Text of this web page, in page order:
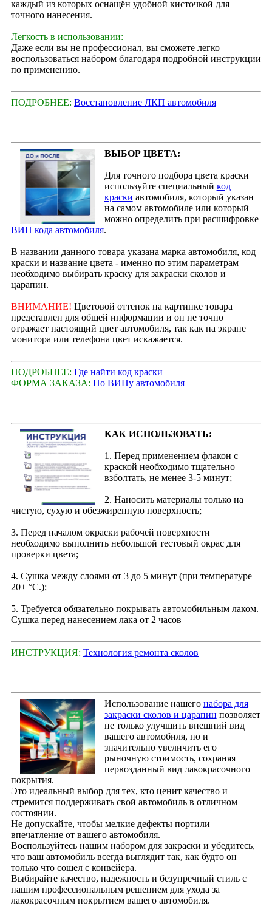
каждый из которых оснащён удобной кисточкой для
точного нанесения.
Легкость в использовании:
Даже если вы не профессионал, вы сможете легко
воспользоваться набором благодаря подробной инструкции
по применению.
ПОДРОБНЕЕ: Восстановление ЛКП автомобиля
ВЫБОР ЦВЕТА:
Для точного подбора цвета краски
используйте специальный код
краски автомобиля, который указан
на самом автомобиле или который
можно определить при расшифровке
ВИН кода автомобиля.
В названии данного товара указана марка автомобиля, код
краски и название цвета - именно по этим параметрам
необходимо выбирать краску для закраски сколов и
царапин.
ВНИМАНИЕ! Цветовой оттенок на картинке товара
представлен для общей информации и он не точно
отражает настоящий цвет автомобиля, так как на экране
монитора или телефона цвет искажается.
ПОДРОБНЕЕ: Где найти код краски
ФОРМА ЗАКАЗА: По ВИНу автомобиля
КАК ИСПОЛЬЗОВАТЬ:
1. Перед применением флакон с
краской необходимо тщательно
взболтать, не менее 3-5 минут;
2. Наносить материалы только на
чистую, сухую и обезжиренную поверхность;
3. Перед началом окраски рабочей поверхности
необходимо выполнить небольшой тестовый окрас для
проверки цвета;
4. Сушка между слоями от 3 до 5 минут (при температуре
20+ °С.);
5. Требуется обязательно покрывать автомобильным лаком.
Сушка перед нанесением лака от 2 часов
ИНСТРУКЦИЯ: Технология ремонта сколов
Использование нашего набора для
закраски сколов и царапин позволяет
не только улучшить внешний вид
вашего автомобиля, но и
значительно увеличить его
рыночную стоимость, сохраняя
первозданный вид лакокрасочного
покрытия.
Это идеальный выбор для тех, кто ценит качество и
стремится поддерживать свой автомобиль в отличном
состоянии.
Не допускайте, чтобы мелкие дефекты портили
впечатление от вашего автомобиля.
Воспользуйтесь нашим набором для закраски и убедитесь,
что ваш автомобиль всегда выглядит так, как будто он
только что сошел с конвейера.
Выбирайте качество, надежность и безупречный стиль с
нашим профессиональным решением для ухода за
лакокрасочным покрытием вашего автомобиля.